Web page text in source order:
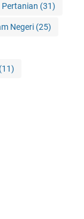
Pertanian (31)
Negeri (25)
(11)